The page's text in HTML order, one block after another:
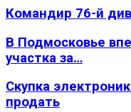
Командир 76-й
В Подмосковье
участка за…
Скупка
продать